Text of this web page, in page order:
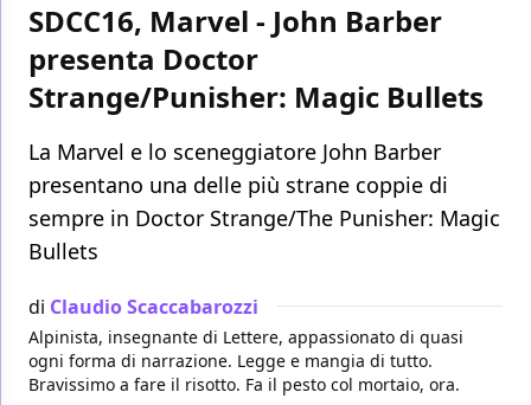
SDCC16, Marvel - John Barber
presenta Doctor
Strange/Punisher: Magic Bullets
La Marvel e lo sceneggiatore John Barber
presentano una delle più strane coppie di
sempre in Doctor Strange/The Punisher: Magic
Bullets
di Claudio Scaccabarozzi
Alpinista, insegnante di Lettere, appassionato di quasi
ogni forma di narrazione. Legge e mangia di tutto.
Bravissimo a fare il risotto. Fa il pesto col mortaio, ora.